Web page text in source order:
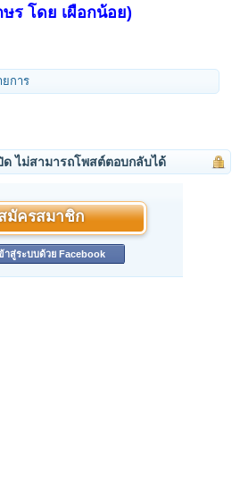
ร โดย เผือกน้อย)
ยการ
ด ไม่สามารถโพสต์ตอบกลับได้
มัครสมาชิก
าสู่ระบบด้วย Facebook